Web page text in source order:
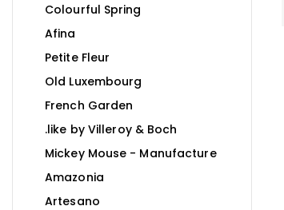
Colourful Spring
Afina
Petite Fleur
Old Luxembourg
French Garden
.like by Villeroy & Boch
Mickey Mouse - Manufacture
Amazonia
Artesano